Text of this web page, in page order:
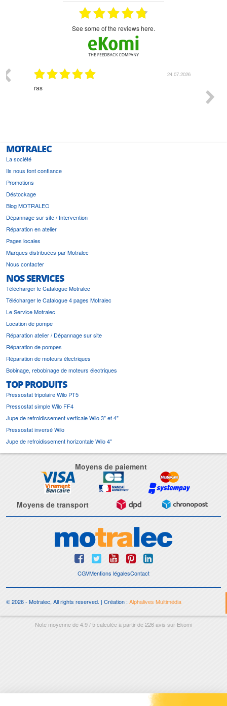
see some of the reviews here.
24.07.2026
ras
MOTRALEC
La société
Ils nous font confiance
Promotions
Déstockage
Blog MOTRALEC
Dépannage sur site / Intervention
Réparation en atelier
Pages locales
Marques distribuées par Motralec
Nous contacter
NOS SERVICES
Télécharger le Catalogue Motralec
Télécharger le Catalogue 4 pages Motralec
Le Service Motralec
Location de pompe
Réparation atelier / Dépannage sur site
Réparation de pompes
Réparation de moteurs électriques
Bobinage, rebobinage de moteurs électriques
TOP PRODUITS
Pressostat tripolaire Wilo PT5
Pressostat simple Wilo FF4
Jupe de refroidissement verticale Wilo 3" et 4"
Pressostat inversé Wilo
Jupe de refroidissement horizontale Wilo 4"
Moyens de paiement
Moyens de transport
CGVMentions légalesContact
© 2026 - Motralec, All rights reserved. | Création : Alphalives Multimédia
Note moyenne de4.9/5calculée à partir de226avis sur Ekomi